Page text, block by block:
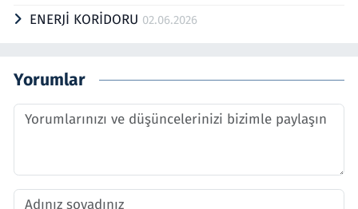
ENERJİ KORİDORU 02.06.2026
Yorumlar